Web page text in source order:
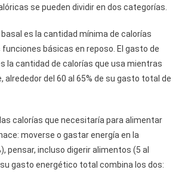
se pueden dividir en dos categorías.
es la cantidad mínima de calorías
básicas en reposo. El gasto de
la cantidad de calorías que usa mientras
alrededor del 60 al 65% de su gasto total de
calorías que necesitaría para alimentar
moverse o gastar energía en la
pensar, incluso digerir alimentos (5 al
su gasto energético total combina los dos: